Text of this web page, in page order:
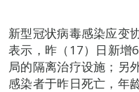
新型冠状病毒感染应变
表示，昨（17）日新增
局的隔离治疗设施；另
感染者于昨日死亡，年